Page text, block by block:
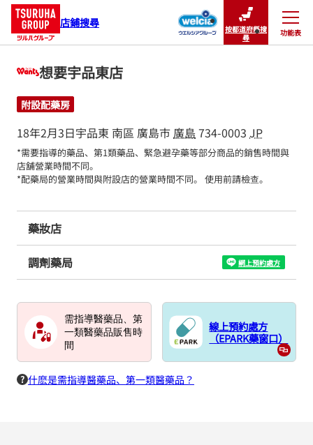
店鋪搜尋
按都道府縣搜
尋
功能表
關閉
想要宇品東店
附設配藥房
18年2月3日宇品東 南區 廣島市 廣島734-0003 JP
*需要指導的藥品、第1類藥品、緊急避孕藥等部分商品的銷售時間與
店舖營業時間不同。
*配藥局的營業時間與附設店的營業時間不同。 使用前請檢查。
藥妝店
調劑藥局 網上預約處方
需指導醫藥品、第
一類醫藥品販售時
間
線上預約處方
（EPARK藥窗口）
什麽是需指導醫藥品、第一類醫藥品？